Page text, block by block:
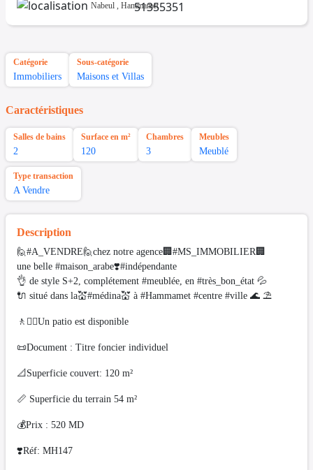
Nabeul , Hammamet
Catégorie
Immobiliers
Sous-catégorie
Maisons et Villas
Caractéristiques
Salles de bains
2
Surface en m²
120
Chambres
3
Meubles
Meublé
Type transaction
A Vendre
Description
🙋#A_VENDRE🙋chez notre agence🏢#MS_IMMOBILIER🏢
une belle #maison_arabe❣️#indépendante
👌 de style S+2, complétement #meublée, en #très_bon_état 💦
🔌 situé dans la💒#médina💒 à #Hammamet #centre #ville 🌊 ⛱️
🚶🚶‍♂️Un patio est disponible
📜Document : Titre foncier individuel
📐Superficie couvert: 120 m²
📏 Superficie du terrain 54 m²
💰Prix : 520 MD
❣️Réf: MH147